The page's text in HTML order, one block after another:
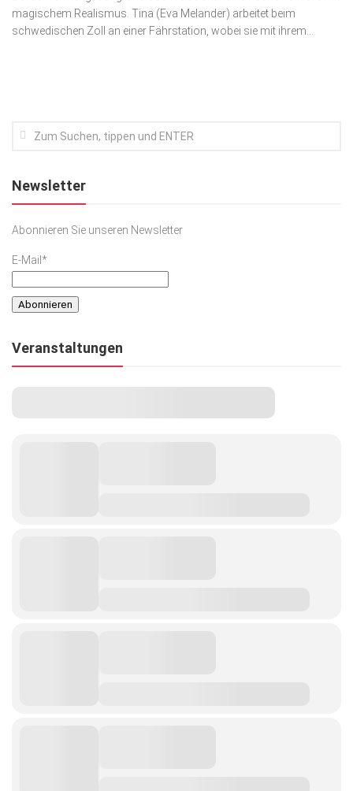
Kunst & Kultur
Top Branchen
magischem Realismus. Tina (Eva Melander) arbeitet beim
schwedischen Zoll an einer Fährstation, wobei sie mit ihrem...
Newsletter
Abonnieren Sie unseren Newsletter
E-Mail*
Veranstaltungen